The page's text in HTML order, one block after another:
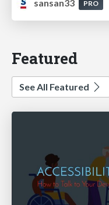
sansan33 PRO
Featured
See All Featured